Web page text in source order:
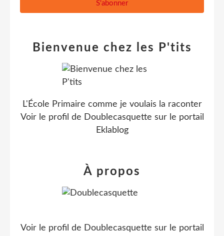
Bienvenue chez les P'tits
L'École Primaire comme je voulais la raconter
Voir le profil de Doublecasquette sur le portail
Eklablog
À propos
Voir le profil de Doublecasquette sur le portail